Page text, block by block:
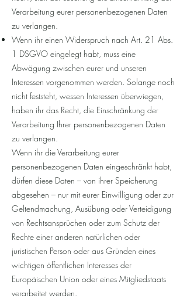
Verarbeitung eurer personenbezogenen Daten
zu verlangen.
Wenn ihr einen Widerspruch nach Art. 21 Abs.
1 DSGVO eingelegt habt, muss eine
Abwägung zwischen eurer und unseren
Interessen vorgenommen werden. Solange noch
nicht feststeht, wessen Interessen überwiegen,
haben ihr das Recht, die Einschränkung der
Verarbeitung Ihrer personenbezogenen Daten
zu verlangen.
Wenn ihr die Verarbeitung eurer
personenbezogenen Daten eingeschränkt habt,
dürfen diese Daten – von ihrer Speicherung
abgesehen – nur mit eurer Einwilligung oder zur
Geltendmachung, Ausübung oder Verteidigung
von Rechtsansprüchen oder zum Schutz der
Rechte einer anderen natürlichen oder
juristischen Person oder aus Gründen eines
wichtigen öffentlichen Interesses der
Europäischen Union oder eines Mitgliedstaats
verarbeitet werden.